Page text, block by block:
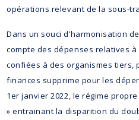
opérations relevant de la sous-
Dans un souci d’harmonisation
compte des dépenses relatives
confiées à des organismes tiers,
finances supprime pour les
1er janvier 2022, le régime
» entrainant la disparition du